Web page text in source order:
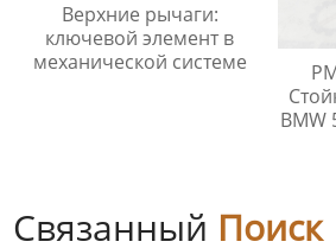
Верхние рычаги:
ключевой элемент в
механической системе
BMW
Связанный Поиск